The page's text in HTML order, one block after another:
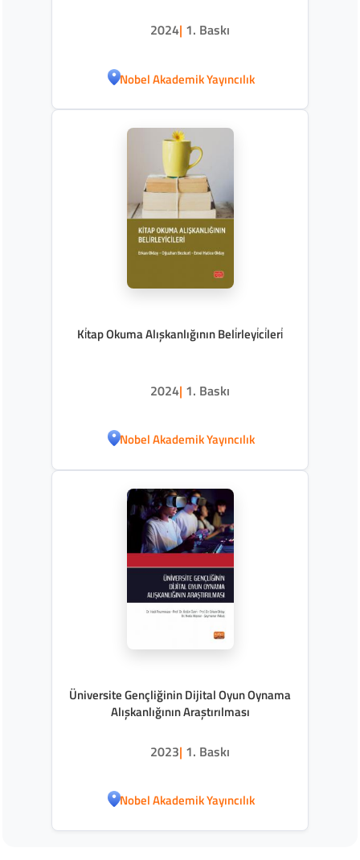
2024| 1. Baskı
Nobel Akademik Yayıncılık
Ki̇tap Okuma Alışkanlığının Beli̇rleyi̇ci̇leri̇
2024| 1. Baskı
Nobel Akademik Yayıncılık
Üniversite Gençliğinin Dijital Oyun Oynama
Alışkanlığının Araştırılması
2023| 1. Baskı
Nobel Akademik Yayıncılık